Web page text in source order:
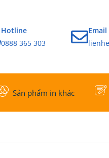
Hotline
0888 365 303
Email
Sản phẩm in khác